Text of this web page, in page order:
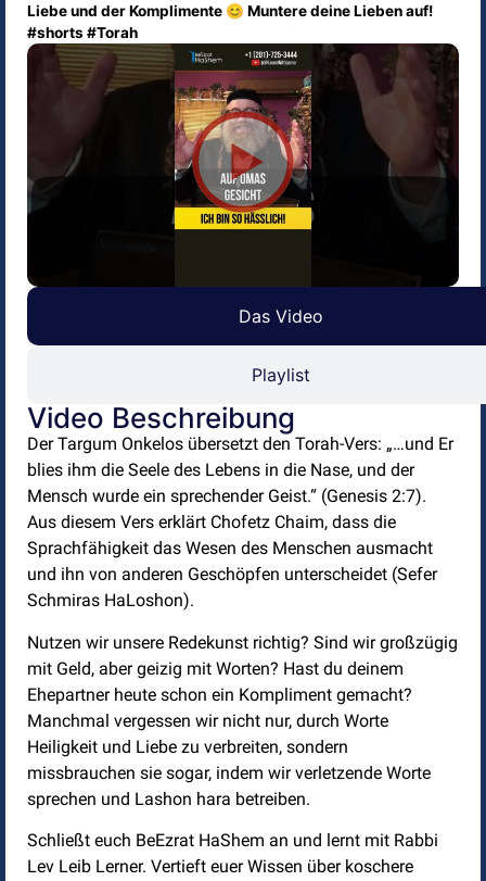
Liebe und der Komplimente 😊 Muntere deine Lieben auf!
#shorts #Torah
Das Video
Playlist
Video Beschreibung
Der Targum Onkelos übersetzt den Torah-Vers: „…und Er
blies ihm die Seele des Lebens in die Nase, und der
Mensch wurde ein sprechender Geist.“ (Genesis 2:7).
Aus diesem Vers erklärt Chofetz Chaim, dass die
Sprachfähigkeit das Wesen des Menschen ausmacht
und ihn von anderen Geschöpfen unterscheidet (Sefer
Schmiras HaLoshon).
Nutzen wir unsere Redekunst richtig? Sind wir großzügig
mit Geld, aber geizig mit Worten? Hast du deinem
Ehepartner heute schon ein Kompliment gemacht?
Manchmal vergessen wir nicht nur, durch Worte
Heiligkeit und Liebe zu verbreiten, sondern
missbrauchen sie sogar, indem wir verletzende Worte
sprechen und Lashon hara betreiben.
Schließt euch BeEzrat HaShem an und lernt mit Rabbi
Lev Leib Lerner. Vertieft euer Wissen über koschere